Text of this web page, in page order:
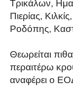
Τρικάλων,
Πιερίας,
Ροδόπης,
Θεωρείται
περαιτέρω
αναφέρει ο